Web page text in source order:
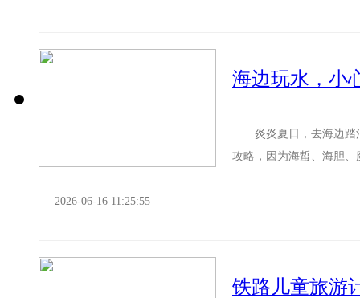
海边玩水，小
炎炎夏日，去海边踏浪
攻略，因为海蜇、海胆、
2026-06-16 11:25:55
铁路儿童旅游